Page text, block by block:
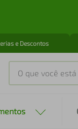
e Descontos
O que você está